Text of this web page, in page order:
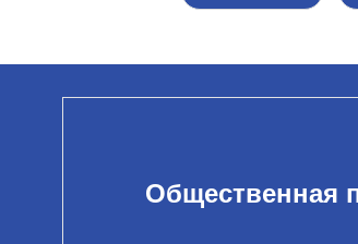
Общественная